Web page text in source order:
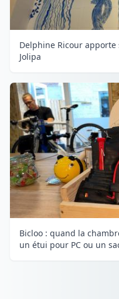
Delphine Ricour
Jolipa
Bicloo : quand la
un étui pour PC ou un